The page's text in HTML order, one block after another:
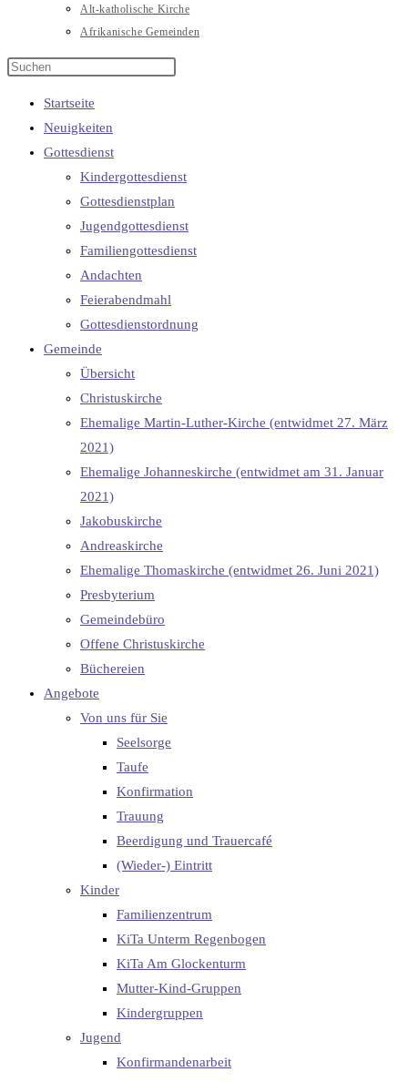
Alt-katholische Kirche
Afrikanische Gemeinden
Startseite
Neuigkeiten
Gottesdienst
Kindergottesdienst
Gottesdienstplan
Jugendgottesdienst
Familiengottesdienst
Andachten
Feierabendmahl
Gottesdienstordnung
Gemeinde
Übersicht
Christuskirche
Ehemalige Martin-Luther-Kirche (entwidmet 27. März
2021)
Ehemalige Johanneskirche (entwidmet am 31. Januar
2021)
Jakobuskirche
Andreaskirche
Ehemalige Thomaskirche (entwidmet 26. Juni 2021)
Presbyterium
Gemeindebüro
Offene Christuskirche
Büchereien
Angebote
Von uns für Sie
Seelsorge
Taufe
Konfirmation
Trauung
Beerdigung und Trauercafé
(Wieder-) Eintritt
Kinder
Familienzentrum
KiTa Unterm Regenbogen
KiTa Am Glockenturm
Mutter-Kind-Gruppen
Kindergruppen
Jugend
Konfirmandenarbeit